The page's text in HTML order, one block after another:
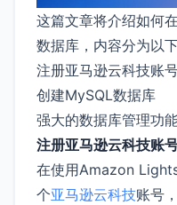
这篇文章将介绍如何在
数据库，内容分为以
注册亚马逊云科技账
创建MySQL数据库
强大的数据库管理功
注册亚马逊云科技账
在使用Amazon
个亚马逊云科技账号